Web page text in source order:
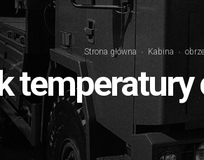
Strona główna Kabina
temperatury